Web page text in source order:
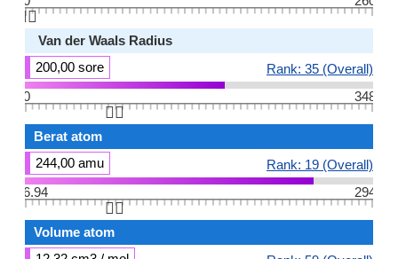
👆🏻
Van der Waals Radius
200,00 sore
Rank: 35 (Overall)
0
348
👆🏻
Berat atom
244,00 amu
Rank: 19 (Overall)
6.94
294
👆🏻
Volume atom